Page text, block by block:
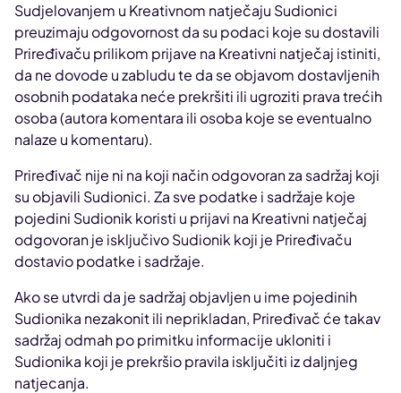
Sudjelovanjem u Kreativnom natječaju Sudionici
preuzimaju odgovornost da su podaci koje su dostavili
Priređivaču prilikom prijave na Kreativni natječaj istiniti,
da ne dovode u zabludu te da se objavom dostavljenih
osobnih podataka neće prekršiti ili ugroziti prava trećih
osoba (autora komentara ili osoba koje se eventualno
nalaze u komentaru).
Priređivač nije ni na koji način odgovoran za sadržaj koji
su objavili Sudionici. Za sve podatke i sadržaje koje
pojedini Sudionik koristi u prijavi na Kreativni natječaj
odgovoran je isključivo Sudionik koji je Priređivaču
dostavio podatke i sadržaje.
Ako se utvrdi da je sadržaj objavljen u ime pojedinih
Sudionika nezakonit ili neprikladan, Priređivač će takav
sadržaj odmah po primitku informacije ukloniti i
Sudionika koji je prekršio pravila isključiti iz daljnjeg
natjecanja.